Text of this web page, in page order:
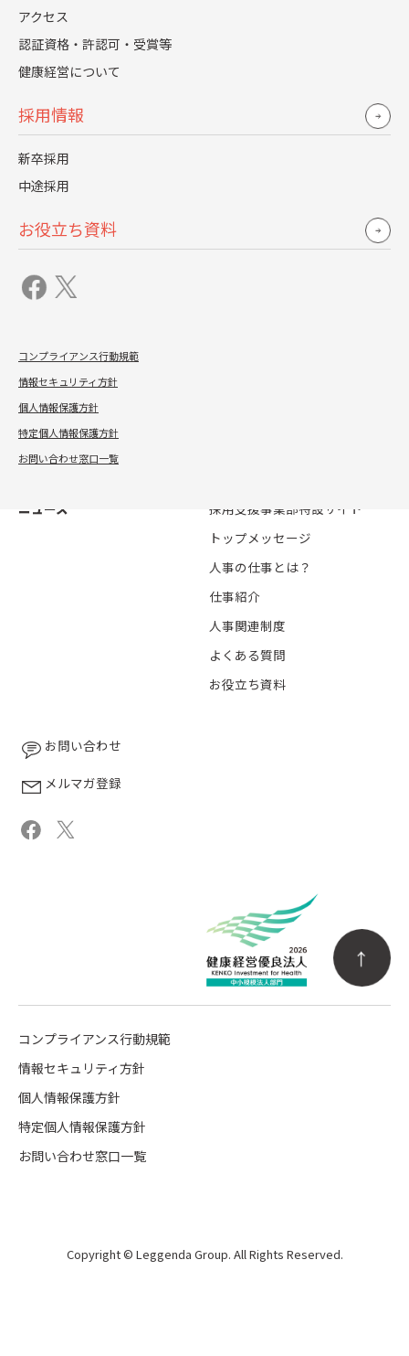
アクセス
認証資格・許認可・受賞等
健康経営について
採用情報
新卒採用
中途採用
お役立ち資料
コンプライアンス行動規範
情報セキュリティ方針
個人情報保護方針
特定個人情報保護方針
お問い合わせ窓口一覧
採用強化 人事DX
取引実績・沿革
トップメッセージ
企業理念
アクセス
認証資格・許認可・受賞等
健康経営について
ニュース
採用支援事業部特設サイト
トップメッセージ
人事の仕事とは？
仕事紹介
人事関連制度
よくある質問
お役立ち資料
お問い合わせ
メルマガ登録
コンプライアンス行動規範
情報セキュリティ方針
個人情報保護方針
特定個人情報保護方針
お問い合わせ窓口一覧
Copyright © Leggenda Group. All Rights Reserved.